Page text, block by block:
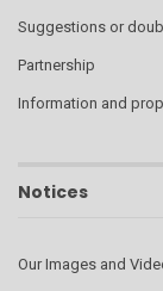
Suggestions or
Partnership
Information and
Notices
Our Images and